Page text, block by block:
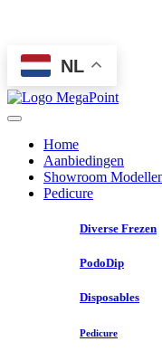
NL
Home
Aanbiedingen
Showroom
Pedicure
Diverse Frezen
PodoDip
Disposables
Pedicure